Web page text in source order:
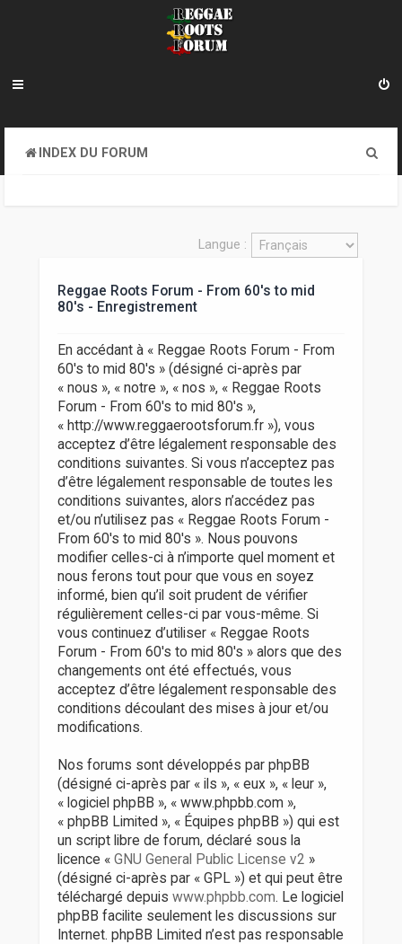
INDEX DU FORUM
Langue :
Reggae Roots Forum - From 60's to mid
80's - Enregistrement
En accédant à « Reggae Roots Forum - From
60's to mid 80's » (désigné ci-après par
« nous », « notre », « nos », « Reggae Roots
Forum - From 60's to mid 80's »,
« http://www.reggaerootsforum.fr »), vous
acceptez d’être légalement responsable des
conditions suivantes. Si vous n’acceptez pas
d’être légalement responsable de toutes les
conditions suivantes, alors n’accédez pas
et/ou n’utilisez pas « Reggae Roots Forum -
From 60's to mid 80's ». Nous pouvons
modifier celles-ci à n’importe quel moment et
nous ferons tout pour que vous en soyez
informé, bien qu’il soit prudent de vérifier
régulièrement celles-ci par vous-même. Si
vous continuez d’utiliser « Reggae Roots
Forum - From 60's to mid 80's » alors que des
changements ont été effectués, vous
acceptez d’être légalement responsable des
conditions découlant des mises à jour et/ou
modifications.
Nos forums sont développés par phpBB
(désigné ci-après par « ils », « eux », « leur »,
« logiciel phpBB », « www.phpbb.com »,
« phpBB Limited », « Équipes phpBB ») qui est
un script libre de forum, déclaré sous la
licence « GNU General Public License v2 »
(désigné ci-après par « GPL ») et qui peut être
téléchargé depuis www.phpbb.com. Le logiciel
phpBB facilite seulement les discussions sur
Internet. phpBB Limited n’est pas responsable